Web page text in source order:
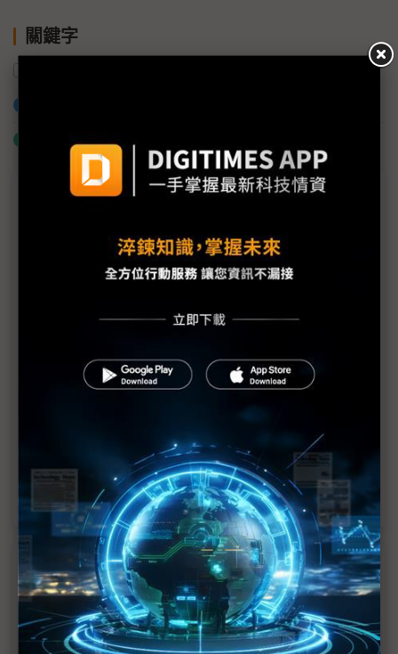
關鍵字
什麼是「關鍵字追蹤」
議題精選－GITEX AI Asia 2026
（專訪）邊緣AI推論市場看漲10倍 Nokia攜Blaize
攻佔「混合AI」版圖
架構尋求變現
GITEX AI Asia登場 AI從實驗走向部署最佳演繹
Blaize與Nokia擴大亞太區協作 推動混合式AI基礎設
全球AI盛會GITEX AI Asia開幕 量子、機器人與醫療
科技同場爭豔
近７天熱門報導
MLCC訂單過熱、出貨比創高 村田示警全球AI基
建熱潮將趨緩